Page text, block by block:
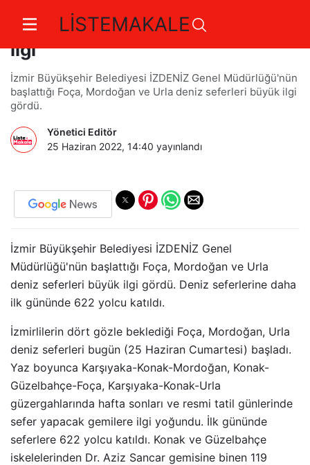
LİSTEMAKALE
İZDENİZ’in yaz seferlerine büyük
ilgi
İzmir Büyükşehir Belediyesi İZDENİZ Genel Müdürlüğü'nün
başlattığı Foça, Mordoğan ve Urla deniz seferleri büyük ilgi
gördü.
Yönetici Editör
25 Haziran 2022, 14:40 yayınlandı
İzmir Büyükşehir Belediyesi İZDENİZ Genel
Müdürlüğü'nün başlattığı Foça, Mordoğan ve Urla
deniz seferleri büyük ilgi gördü. Deniz seferlerine daha
ilk gününde 622 yolcu katıldı.
İzmirlilerin dört gözle beklediği Foça, Mordoğan, Urla
deniz seferleri bugün (25 Haziran Cumartesi) başladı.
Yaz boyunca Karşıyaka-Konak-Mordoğan, Konak-
Güzelbahçe-Foça, Karşıyaka-Konak-Urla
güzergahlarında hafta sonları ve resmi tatil günlerinde
sefer yapacak gemilere ilgi yoğundu. İlk gününde
seferlere 622 yolcu katıldı. Konak ve Güzelbahçe
iskelelerinden Dr. Aziz Sancar gemisine binen 119